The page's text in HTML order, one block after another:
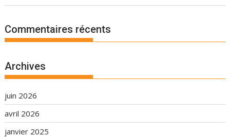
Commentaires récents
Archives
juin 2026
avril 2026
janvier 2025